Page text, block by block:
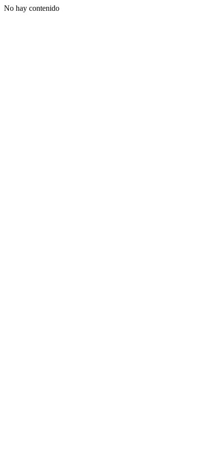
No hay contenido